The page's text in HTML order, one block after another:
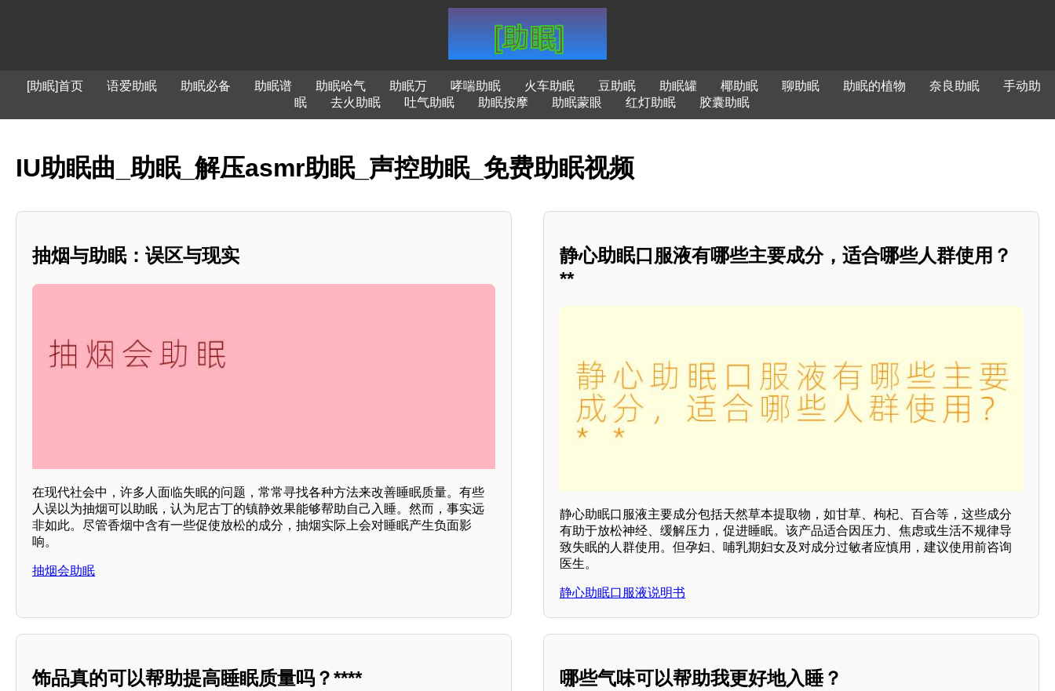
[助眠]首页 语爱助眠 助眠必备 助眠谱 助眠哈气 助眠万 哮喘助眠 火车助眠 豆助眠 助眠罐 椰助眠 聊助眠 助眠的植物 奈良助眠
手动助
眠
去火助眠 吐气助眠 助眠按摩 助眠蒙眼 红灯助眠 胶囊助眠
IU助眠曲_助眠_解压asmr助眠_声控助眠_免费助眠视频
抽烟与助眠：误区与现实
在现代社会中，许多人面临失眠的问题，常常寻找各种方法来改善睡眠质量。有些
人误以为抽烟可以助眠，认为尼古丁的镇静效果能够帮助自己入睡。然而，事实远
非如此。尽管香烟中含有一些促使放松的成分，抽烟实际上会对睡眠产生负面影
响。
抽烟会助眠
静心助眠口服液有哪些主要成分，适合哪些人群使用？
**
静心助眠口服液主要成分包括天然草本提取物，如甘草、枸杞、百合等，这些成分
有助于放松神经、缓解压力，促进睡眠。该产品适合因压力、焦虑或生活不规律导
致失眠的人群使用。但孕妇、哺乳期妇女及对成分过敏者应慎用，建议使用前咨询
医生。
静心助眠口服液说明书
饰品真的可以帮助提高睡眠质量吗？**** 哪些气味可以帮助我更好地入睡？